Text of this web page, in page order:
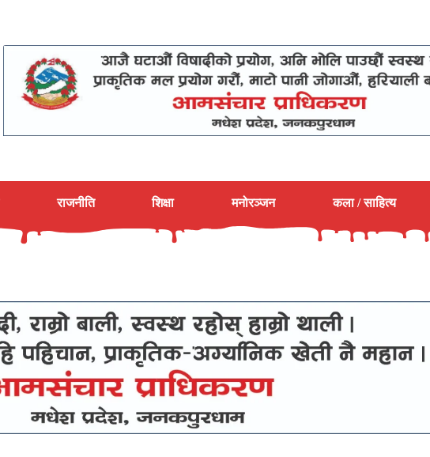
राजनीति शिक्षा मनोरञ्जन कला / साहित्य